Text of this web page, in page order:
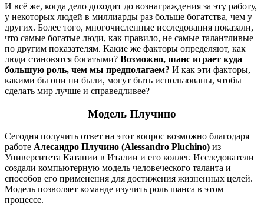
И всё же, когда дело доходит до вознаграждения за эту работу,
у некоторых людей в миллиарды раз больше богатства, чем у
других. Более того, многочисленные исследования показали,
что самые богатые люди, как правило, не самые талантливые
по другим показателям. Какие же факторы определяют, как
люди становятся богатыми? Возможно, шанс играет куда
большую роль, чем мы предполагаем? И как эти факторы,
какими бы они ни были, могут быть использованы, чтобы
сделать мир лучше и справедливее?
Модель Плучино
Сегодня получить ответ на этот вопрос возможно благодаря
работе Алесандро Плучино (Alessandro Pluchino) из
Университета Катании в Италии и его коллег. Исследователи
создали компьютерную модель человеческого таланта и
способов его применения для достижения жизненных целей.
Модель позволяет команде изучить роль шанса в этом
процессе.